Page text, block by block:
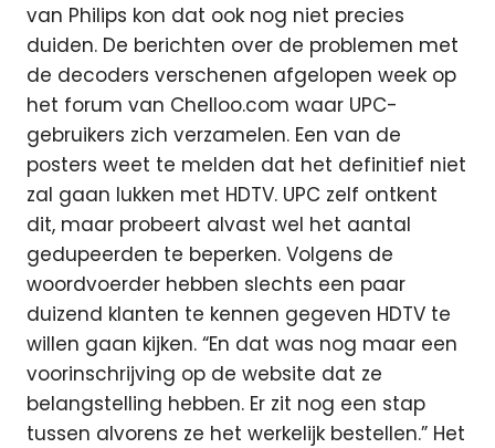
van Philips kon dat ook nog niet precies
duiden. De berichten over de problemen met
de decoders verschenen afgelopen week op
het forum van Chelloo.com waar UPC-
gebruikers zich verzamelen. Een van de
posters weet te melden dat het definitief niet
zal gaan lukken met HDTV. UPC zelf ontkent
dit, maar probeert alvast wel het aantal
gedupeerden te beperken. Volgens de
woordvoerder hebben slechts een paar
duizend klanten te kennen gegeven HDTV te
willen gaan kijken. “En dat was nog maar een
voorinschrijving op de website dat ze
belangstelling hebben. Er zit nog een stap
tussen alvorens ze het werkelijk bestellen.” Het